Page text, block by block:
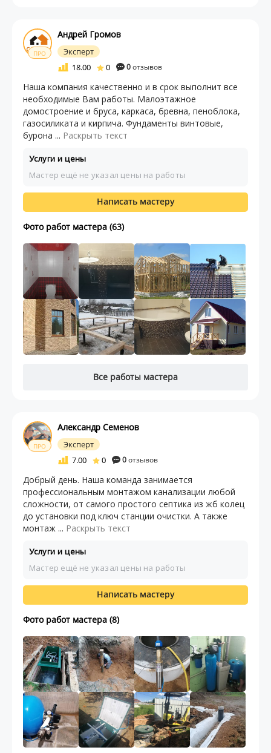
ПРО
Андрей Громов
Эксперт
18.00
0 0отзывов
Наша компания качественно и в срок выполнит все
необходимые Вам работы. Малоэтажное
домостроение и бруса, каркаса, бревна, пеноблока,
газосиликата и кирпича. Фундаменты винтовые,
бурона ... Раскрыть текст
Услуги и цены
Мастер ещё не указал цены на работы
Написать мастеру
Фото работ мастера (63)
Все работы мастера
ПРО
Александр Семенов
Эксперт
7.00
0 0отзывов
Добрый день. Наша команда занимается
профессиональным монтажом канализации любой
сложности, от самого простого септика из жб колец
до установки под ключ станции очистки. А также
монтаж ... Раскрыть текст
Услуги и цены
Мастер ещё не указал цены на работы
Написать мастеру
Фото работ мастера (8)